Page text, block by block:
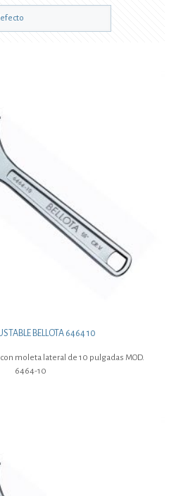
BELLOTA 6464 10
moleta lateral de 10 pulgadas MOD.
6464-10